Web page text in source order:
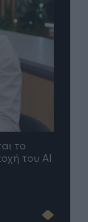
το
του AI